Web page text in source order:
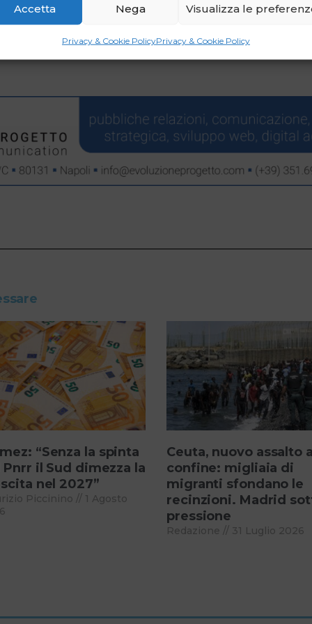
Accetta Nega Visualizza le
Privacy & Cookie PolicyPrivacy & Cookie Policy
“Senza la spinta
Pnrr il Sud dimezza la
nel 2027”
Piccinino
1 Agosto
Ceuta, nuovo assalto
confine: migliaia di
migranti sfondano le
recinzioni. Madrid
pressione
Redazione 31 Luglio 2026